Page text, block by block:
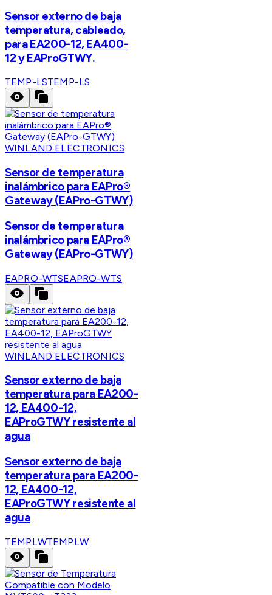
Sensor externo de baja
temperatura, cableado,
para EA200-12, EA400-
12 y EAProGTWY.
TEMP-LSTEMP-LS
WINLAND ELECTRONICS
Sensor de temperatura
inalámbrico para EAPro®
Gateway (EAPro-GTWY)
Sensor de temperatura
inalámbrico para EAPro®
Gateway (EAPro-GTWY)
EAPRO-WTSEAPRO-WTS
WINLAND ELECTRONICS
Sensor externo de baja
temperatura para EA200-
12, EA400-12,
EAProGTWY resistente al
agua
Sensor externo de baja
temperatura para EA200-
12, EA400-12,
EAProGTWY resistente al
agua
TEMPLWTEMPLW